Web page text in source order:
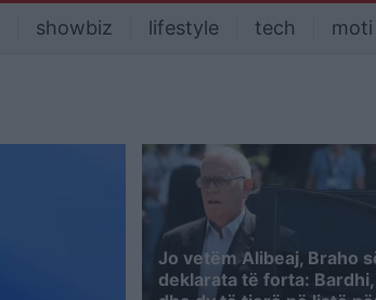
showbiz lifestyle tech moti
Jo vetëm Alibeaj, Braho
deklarata të forta: Bardhi,